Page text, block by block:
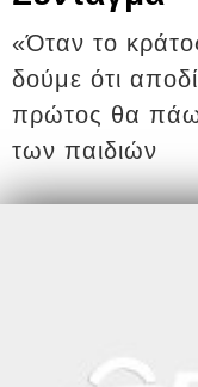
«Όταν το
δούμε ότι
πρώτος θα
των παιδιών